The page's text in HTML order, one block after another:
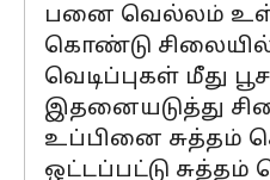
பனை வெல்லம்
கொண்டு
வெடிப்புகள் மீது
இதனையடுத்து
உப்பினை சுத்தம்
ஒட்டப்பட்டு சுத்தம்